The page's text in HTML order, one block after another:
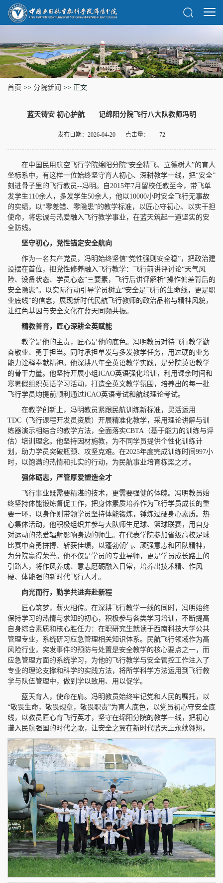
首页 >> 分院新闻 >> 正文
蓝天铸安 初心护航——记绵阳分院飞行八大队教师冯明
发布日期：2026-04-20 点击量： 72
在中国民用航空飞行学院绵阳分院“安全精飞、立德树人”的育人
坐标系中，有这样一位始终坚守育人初心、深耕教学一线，把“安全”
刻进骨子里的飞行教员--冯明。自2015年7月留校任教至今，带飞单
发学生110余人，多发学生50余人，他以10000小时安全飞行无事故
的实绩，以“零差错、零隐患”的教学标准，以匠心守初心、以实干担
使命，将忠诚与热爱融入飞行教学事业，在蓝天筑起一道坚实的安
全防线。
坚守初心， 党性锚定安全航向
作为一名共产党员，冯明始终坚信“党性强则安全稳”，把政治建
设摆在首位，把党性修养融入飞行教学：飞行前讲评讨论“天气风
险、设备状态、学员心态”三要素，飞行后讲评解析“操作偏差背后的
安全隐患”。以实际行动引导学员树立“安全是飞行的生命线，更是职
业底线”的信念，展现新时代民航飞行教师的政治品格与精神风貌，
让红色基因与安全文化在蓝天同频共振。
精教善育， 匠心深耕全英赋能
教学是他的主责，匠心是他的底色。冯明教员对待飞行教学勤
奋敬业、勇于担当。同时承担单发与多发教学任务，用过硬的业务
能力诠释奉献精神。他深耕八年全英语教学实践，是分院英语教学
的骨干力量。他坚持开展小组ICAO英语强化培训，利用课余时间和
寒暑假组织英语学习活动，打造全英文教学氛围，培养出的每一批
飞行学员均提前顺利通过ICAO英语考试和航线理论考试。
在教学创新上，冯明教员紧跟民航训练新标准，灵活运用
TDC（飞行课程开发员资质）开展精准化教学，采用理论讲解与训
练器演示相结合的教学方法，全面落实CBTA（基于能力的训练与评
估）培训理念。他坚持因材施教，为不同学员提供个性化训练计
划，助力学员突破瓶颈、攻坚克难。在2025年度完成训练时间997小
时，以饱满的热情和扎实的行动，为民航事业培育栋梁之才。
强体砺志，严管厚爱塑造全才
飞行事业既需要精湛的技术，更需要强健的体魄。冯明教员始
终坚持体能锻炼督促工作，把身体素质培养作为飞行学员成长的重
要一环，以身作则带领学员坚持体能锻炼，锤炼过硬身心素质。热
心集体活动，他积极组织并参与大队师生足球、篮球联赛，用自身
对运动的热爱辐射影响身边的师生。在代表学院参加省级高校足球
比赛中奋勇拼搏、斩获佳绩，以蓬勃朝气、顽强意志和团队精神，
为分院赢得荣誉。他不仅是学员的专业导师，更是学员成长路上的
引路人，将作风养成、意志磨砺融入日常，培养出技术精、作风
硬、体能强的新时代飞行人才。
向光而行， 勤学共进奔赴新程
匠心筑梦，薪火相传。在深耕飞行教学一线的同时，冯明始终
保持学习的热情与求知的初心，积极参与各类学习培训，不断提高
自身综合素质和核心胜任力：在职研究生就读于西南科技大学公共
管理专业，系统研习应急管理相关知识体系。民航飞行领域作为高
风险行业，突发事件的预防与处置是安全教学的核心要点之一，而
应急管理方面的系统学习，为他的飞行教学与安全管控工作注入了
专业的理论支撑和科学的实践方法，将所学科学方法运用到飞行教
学与队伍管理中，做到学以致用、用以促学。
蓝天育人，使命在肩。冯明教员始终牢记党和人民的嘱托，以
“敬畏生命，敬畏规章，敬畏职责”为育人底色，以党员初心守安全底
线，以教员匠心育飞行英才，坚守在绵阳分院的教学一线，把初心
谱入民航强国的时代之歌，让安全之翼在新时代蓝天上永续翱翔。